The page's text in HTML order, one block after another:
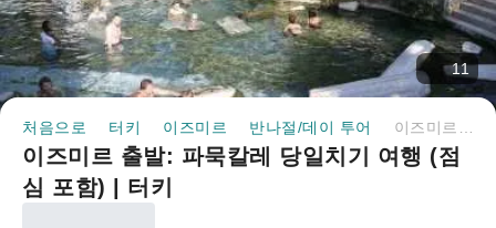
11
처음으로 터키 이즈미르 반나절/데이 투어
이즈미르 출발: 파묵칼레 당일치기 여행 (점
심 포함) | 터키